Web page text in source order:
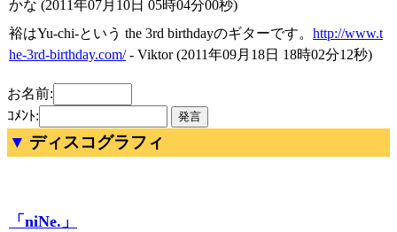
かな (2011年07月10日 05時04分00秒)
裕はYu-chi-という the 3rd birthdayのギターです。 http://www.t
he-3rd-birthday.com/- Viktor (2011年09月18日 18時02分12秒)
お名前:
ｺﾒﾝﾄ:
ディスコグラフィ
「niNe.」